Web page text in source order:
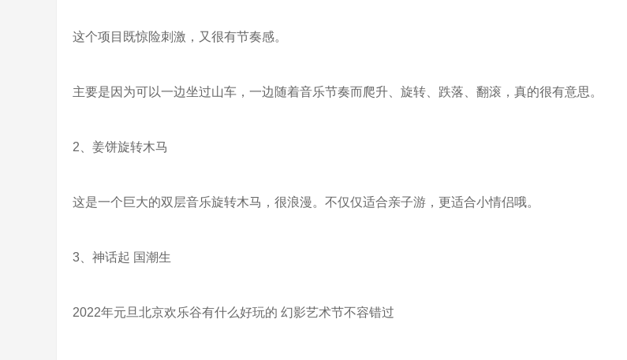
这个项目既惊险刺激，又很有节奏感。
主要是因为可以一边坐过山车，一边随着音乐节奏而爬升、旋转、跌落、翻滚，真的很有意思。
2、姜饼旋转木马
这是一个巨大的双层音乐旋转木马，很浪漫。不仅仅适合亲子游，更适合小情侣哦。
3、神话起 国潮生
2022年元旦北京欢乐谷有什么好玩的 幻影艺术节不容错过